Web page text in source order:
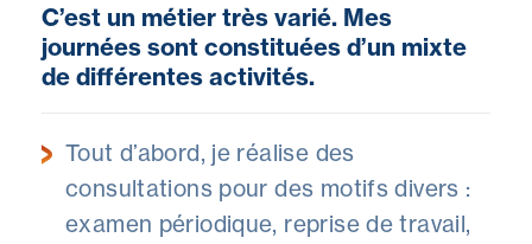
C’est un métier très varié. Mes
journées sont constituées d’un mixte
de différentes activités.
Tout d’abord, je réalise des
consultations pour des motifs divers :
examen périodique, reprise de travail,